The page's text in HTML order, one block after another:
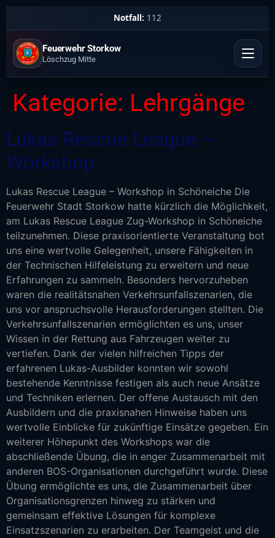
Notfall: 112
Feuerwehr Storkow
Löschzug Mitte
Kategorie: Lehrgänge
Lukas Rescue Leaque –
Workshop
Lukas Rescue League – Workshop in Schöneiche Die
Feuerwehr Stadt Storkow hatte kürzlich die Möglichkeit,
am Lukas Rescue League Zug-Workshop in Schöneiche
teilzunehmen. Diese praxisorientierte Veranstaltung bot
uns eine wertvolle Gelegenheit, unsere Fähigkeiten in
der Technischen Hilfeleistung zu erweitern und neue
Erfahrungen zu sammeln. Besonders hervorzuheben
waren die realitätsnahen Verkehrsunfallszenarien, die
uns vor anspruchsvolle Herausforderungen stellten. Die
Verkehrsunfallszenarien ermöglichten es uns, unser
Wissen in der Rettung aus Fahrzeugen weiter zu
vertiefen. Dank der vielen hilfreichen Tipps der
erfahrenen Lukas-Ausbilder konnten wir sowohl
bestehende Kenntnisse festigen als auch neue Ansätze
und Techniken erlernen. Der offene Austausch mit den
Ausbildern und die praxisnahen Hinweise haben uns
wertvolle Einblicke für zukünftige Einsätze gegeben. Ein
weiterer Höhepunkt des Workshops war die
abschließende Übung, die in enger Zusammenarbeit mit
anderen BOS-Organisationen durchgeführt wurde. Diese
Übung ermöglichte es uns, die Zusammenarbeit über
Organisationsgrenzen hinweg zu stärken und
gemeinsam effektive Lösungen für komplexe
Einsatzszenarien zu erarbeiten. Der Teamgeist und die